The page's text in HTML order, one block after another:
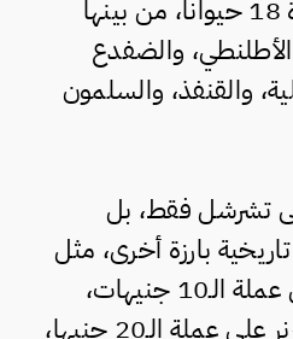
تتضمن القائمة المختصرة 18 حيوانا، من بينها
الأطلنطي، والضفدع
والقنفذ، والسلمون
تشرشل فقط، بل
بارزة أخرى، مثل
الروائية جين أوستن على عملة الـ10 جنيهات،
والرسام جيه إم دبليو تيرنر على عملة الـ20 جنيها،